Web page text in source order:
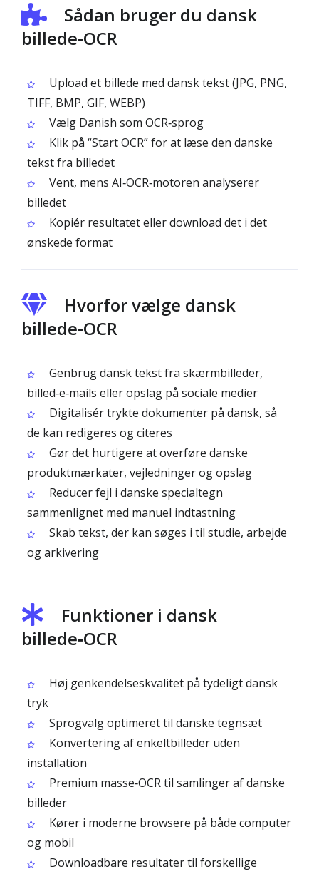
Sådan bruger du dansk
billede‑OCR
Upload et billede med dansk tekst (JPG, PNG,
TIFF, BMP, GIF, WEBP)
Vælg Danish som OCR‑sprog
Klik på “Start OCR” for at læse den danske
tekst fra billedet
Vent, mens AI‑OCR‑motoren analyserer
billedet
Kopiér resultatet eller download det i det
ønskede format
Hvorfor vælge dansk
billede‑OCR
Genbrug dansk tekst fra skærmbilleder,
billed‑e‑mails eller opslag på sociale medier
Digitalisér trykte dokumenter på dansk, så
de kan redigeres og citeres
Gør det hurtigere at overføre danske
produktmærkater, vejledninger og opslag
Reducer fejl i danske specialtegn
sammenlignet med manuel indtastning
Skab tekst, der kan søges i til studie, arbejde
og arkivering
Funktioner i dansk
billede‑OCR
Høj genkendelseskvalitet på tydeligt dansk
tryk
Sprogvalg optimeret til danske tegnsæt
Konvertering af enkeltbilleder uden
installation
Premium masse‑OCR til samlinger af danske
billeder
Kører i moderne browsere på både computer
og mobil
Downloadbare resultater til forskellige